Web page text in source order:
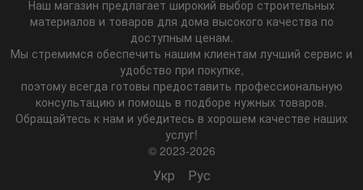
Наш магазин предлагает широкий выбор строительных
материалов и товаров для дома высокого качества по
доступным ценам.
Мы стремимся обеспечить нашим клиентам лучший сервис и
удобство при покупке,
поэтому всегда готовы предоставить профессиональную
консультацию и помощь в подборе нужных товаров.
Обращайтесь к нам и убедитесь в хорошем качестве наших
услуг!
© 2023-2026
Укр Рус